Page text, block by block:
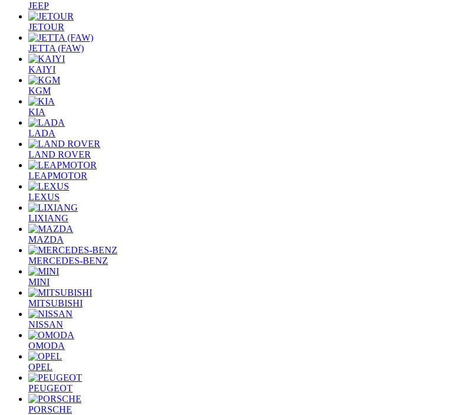
JEEP
JETOUR
JETTA (FAW)
KAIYI
KGM
KIA
LADA
LAND ROVER
LEAPMOTOR
LEXUS
LIXIANG
MAZDA
MERCEDES-BENZ
MINI
MITSUBISHI
NISSAN
OMODA
OPEL
PEUGEOT
PORSCHE